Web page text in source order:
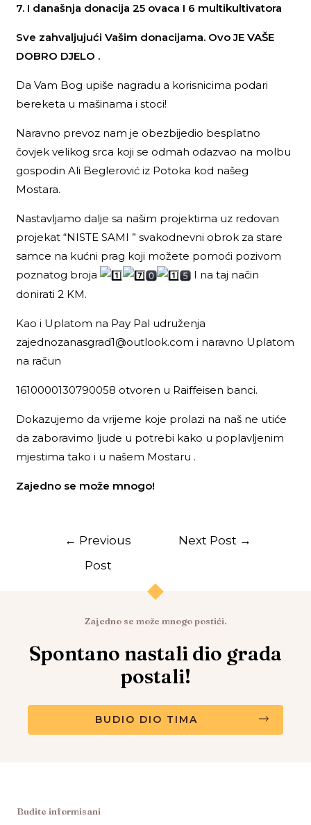
7. I današnja donacija 25 ovaca I 6 multikultivatora
Sve zahvaljujući Vašim donacijama. Ovo JE VAŠE
DOBRO DJELO .
Da Vam Bog upiše nagradu a korisnicima podari
bereketa u mašinama i stoci!
Naravno prevoz nam je obezbijedio besplatno
čovjek velikog srca koji se odmah odazvao na molbu
gospodin Ali Beglerović iz Potoka kod našeg
Mostara.
Nastavljamo dalje sa našim projektima uz redovan
projekat “NISTE SAMI ” svakodnevni obrok za stare
samce na kućni prag koji možete pomoći pozivom
poznatog broja
I na taj način
donirati 2 KM.
Kao i Uplatom na Pay Pal udruženja
zajednozanasgrad1@outlook.com i naravno Uplatom
na račun
1610000130790058 otvoren u Raiffeisen banci.
Dokazujemo da vrijeme koje prolazi na naš ne utiće
da zaboravimo ljude u potrebi kako u poplavljenim
mjestima tako i u našem Mostaru .
Zajedno se može mnogo!
← Previous
Post
Next Post →
Zajedno se može mnogo postići.
Spontano nastali dio grada
postali!
BUDIO DIO TIMA
Budite informisani